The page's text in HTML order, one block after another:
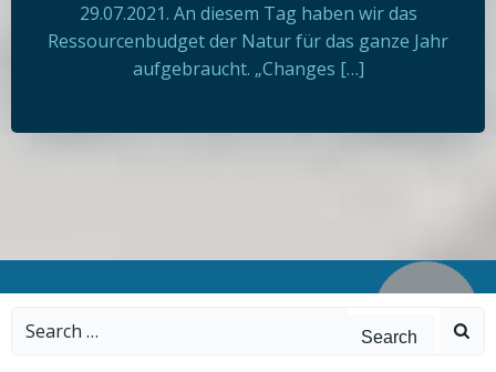
29.07.2021. An diesem Tag haben wir das
Ressourcenbudget der Natur für das ganze Jahr
aufgebraucht. „Changes […]
Search